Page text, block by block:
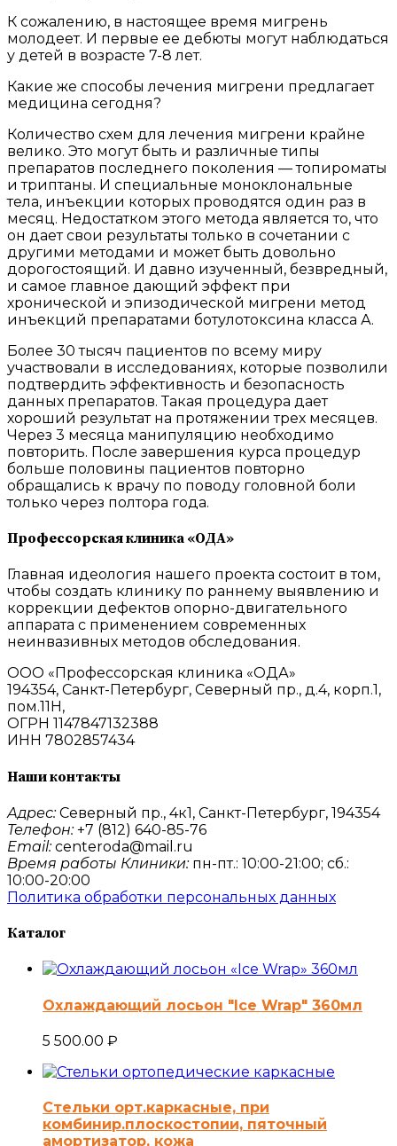
К сожалению, в настоящее время мигрень
молодеет. И первые ее дебюты могут наблюдаться
у детей в возрасте 7-8 лет.
Какие же способы лечения мигрени предлагает
медицина сегодня?
Количество схем для лечения мигрени крайне
велико. Это могут быть и различные типы
препаратов последнего поколения — топироматы
и триптаны. И специальные моноклональные
тела, инъекции которых проводятся один раз в
месяц. Недостатком этого метода является то, что
он дает свои результаты только в сочетании с
другими методами и может быть довольно
дорогостоящий. И давно изученный, безвредный,
и самое главное дающий эффект при
хронической и эпизодической мигрени метод
инъекций препаратами ботулотоксина класса А.
Более 30 тысяч пациентов по всему миру
участвовали в исследованиях, которые позволили
подтвердить эффективность и безопасность
данных препаратов. Такая процедура дает
хороший результат на протяжении трех месяцев.
Через 3 месяца манипуляцию необходимо
повторить. После завершения курса процедур
больше половины пациентов повторно
обращались к врачу по поводу головной боли
только через полтора года.
Профессорская клиника «ОДА»
Главная идеология нашего проекта состоит в том,
чтобы создать клинику по раннему выявлению и
коррекции дефектов опорно-двигательного
аппарата с применением современных
неинвазивных методов обследования.
ООО «Профессорская клиника «ОДА»
194354, Санкт-Петербург, Северный пр., д.4, корп.1,
пом.11Н,
ОГРН 1147847132388
ИНН 7802857434
Наши контакты
Адрес:Северный пр., 4к1, Санкт-Петербург, 194354
Телефон:+7 (812) 640-85-76
Email:centeroda@mail.ru
Время работы Клиники:пн-пт.: 10:00-21:00; сб.:
10:00-20:00
Политика обработки персональных данных
Каталог
Охлаждающий лосьон "Ice Wrap" 360мл
5 500.00 ₽
Стельки орт.каркасные, при
комбинир.плоскостопии, пяточный
амортизатор, кожа